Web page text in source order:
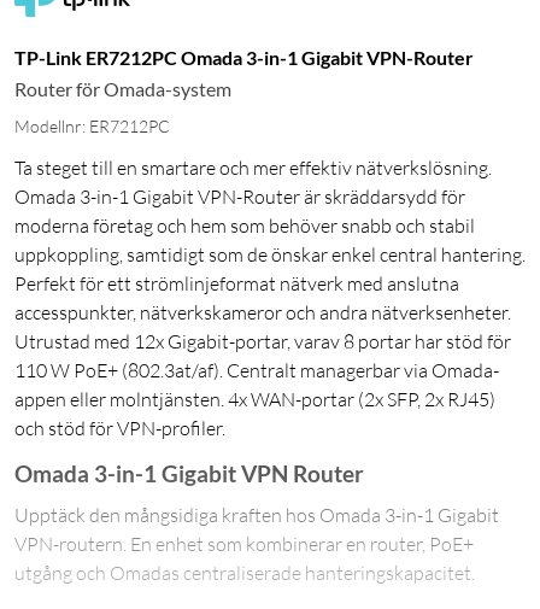
TP-Link ER7212PC Omada 3-in-1 Gigabit VPN-Router
Router för Omada-system
Modellnr: ER7212PC
Ta steget till en smartare och mer effektiv nätverkslösning.
Omada 3-in-1 Gigabit VPN-Router är skräddarsydd för
moderna företag och hem som behöver snabb och stabil
uppkoppling, samtidigt som de önskar enkel central hantering.
Perfekt för ett strömlinjeformat nätverk med anslutna
accesspunkter, nätverkskameror och andra nätverksenheter.
Utrustad med 12x Gigabit-portar, varav 8 portar har stöd för
110 W PoE+ (802.3at/af). Centralt managerbar via Omada-
appen eller molntjänsten. 4x WAN-portar (2x SFP, 2x RJ45)
och stöd för VPN-profiler.
Omada 3-in-1 Gigabit VPN Router
Upptäck den mångsidiga kraften hos Omada 3-in-1 Gigabit
VPN-routern. En enhet som kombinerar en router, PoE+
utgång och Omadas centraliserade hanteringskapacitet.